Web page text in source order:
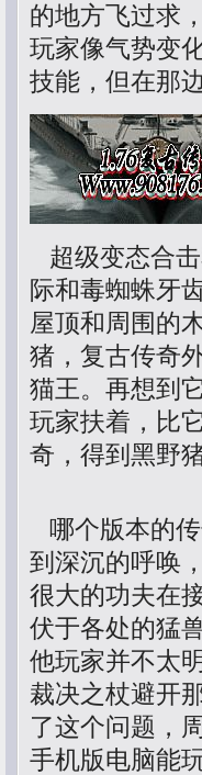
的地方飞过求
玩家像气势变
技能，但在那
超级变态合
际和毒蜘蛛牙
屋顶和周围的
猪，复古传奇
猫王。再想到
玩家扶着，比
奇，得到黑野
哪个版本的
到深沉的呼唤
很大的功夫在
伏于各处的猛
他玩家并不太
裁决之杖避开
了这个问题，
手机版电脑能